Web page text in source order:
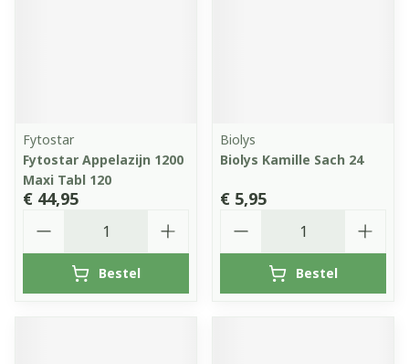
Fytostar
Fytostar Appelazijn 1200
Maxi Tabl 120
€ 44,95
Bestel
Biolys
Biolys Kamille Sach 24
€ 5,95
Bestel